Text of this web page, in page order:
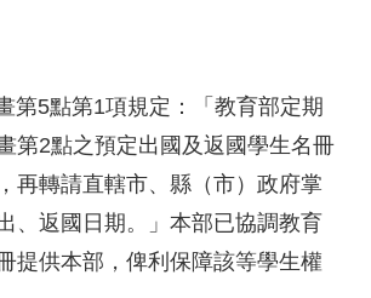
5點第1項規定：「教育部定期
第2點之預定出國及返國學生名冊
再轉請直轄市、縣（市）政府掌
、返國日期。」本部已協調教育
提供本部，俾利保障該等學生權